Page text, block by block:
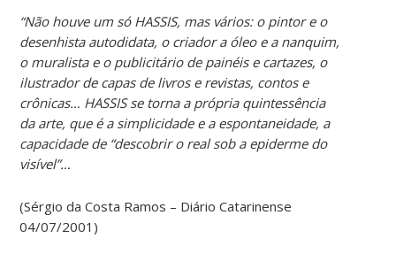
“Não houve um só HASSIS, mas vários: o pintor e o
desenhista autodidata, o criador a óleo e a nanquim,
o muralista e o publicitário de painéis e cartazes, o
ilustrador de capas de livros e revistas, contos e
crônicas… HASSIS se torna a própria quintessência
da arte, que é a simplicidade e a espontaneidade, a
capacidade de “descobrir o real sob a epiderme do
visível”…
(Sérgio da Costa Ramos – Diário Catarinense
04/07/2001)